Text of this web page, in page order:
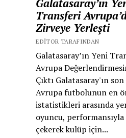
Galatasaray’ın
Transferi
Zirveye Yerleşti
EDITOR TARAFINDAN
Galatasaray’ın Yeni
Avrupa
Çıktı Galatasaray'ın
Avrupa futbolunun en
istatistikleri arasında
oyuncu,
çekerek kulüp için...